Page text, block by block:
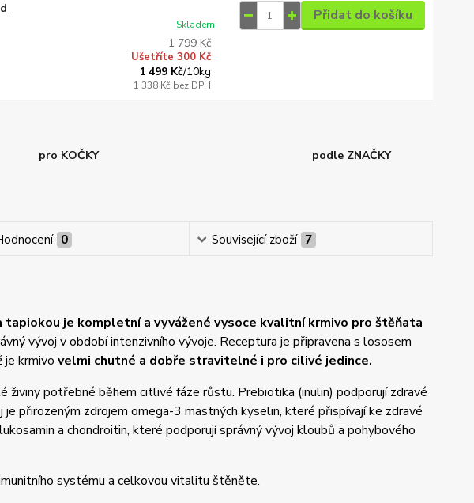
1 799 Kč
Ušetříte 300 Kč
1 499 Kč/10kg
1 338 Kč bez DPH
Skladem
Přidat do košíku
pro KOČKY podle ZNAČKY
0 Související zboží 7
tapiokou je kompletní a vyvážené vysoce kvalitní krmivo pro štěňata
vývoj v období intenzivního vývoje. Receptura je připravena s lososem
je krmivo velmi chutné a dobře stravitelné i pro cilivé jedince.
potřebné během citlivé fáze růstu. Prebiotika (inulin) podporují zdravé
přirozeným zdrojem omega-3 mastných kyselin, které přispívají ke zdravé
a chondroitin, které podporují správný vývoj kloubů a pohybového
systému a celkovou vitalitu štěněte.